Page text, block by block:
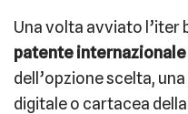
Una volta avviato l’iter
patente
dell’opzione scelta,
digitale o cartacea